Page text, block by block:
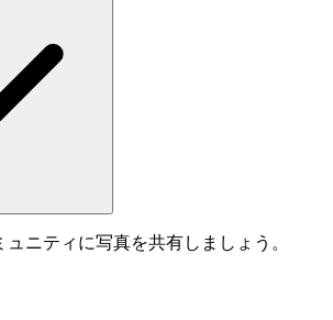
ニティに写真を共有しましょう。